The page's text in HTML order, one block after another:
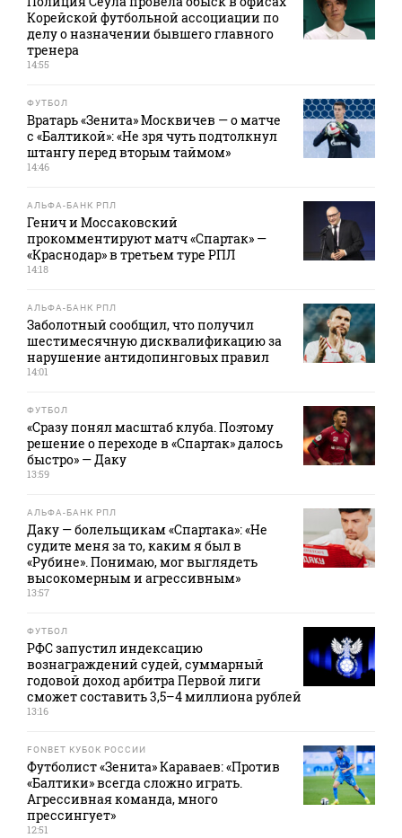
Корейской футбольной ассоциации по
делу о назначении бывшего главного
тренера
14:55
ФУТБОЛ
Вратарь «Зенита» Москвичев — о матче
с «Балтикой»: «Не зря чуть подтолкнул
штангу перед вторым таймом»
14:46
АЛЬФА-БАНК РПЛ
Генич и Моссаковский
прокомментируют матч «Спартак» —
«Краснодар» в третьем туре РПЛ
14:18
АЛЬФА-БАНК РПЛ
Заболотный сообщил, что получил
шестимесячную дисквалификацию за
нарушение антидопинговых правил
14:01
ФУТБОЛ
«Сразу понял масштаб клуба. Поэтому
решение о переходе в «Спартак» далось
быстро» — Даку
13:59
АЛЬФА-БАНК РПЛ
Даку — болельщикам «Спартака»: «Не
судите меня за то, каким я был в
«Рубине». Понимаю, мог выглядеть
высокомерным и агрессивным»
13:57
ФУТБОЛ
РФС запустил индексацию
вознаграждений судей, суммарный
годовой доход арбитра Первой лиги
сможет составить 3,5–4 миллиона рублей
13:16
FONBET КУБОК РОССИИ
Футболист «Зенита» Караваев: «Против
«Балтики» всегда сложно играть.
Агрессивная команда, много
прессингует»
12:51